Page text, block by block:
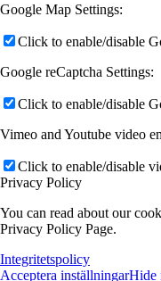
Google Map Settings:
Click to enable/disable
Google reCaptcha Settings:
Click to enable/disable
Vimeo and Youtube video
Click to enable/disable
Privacy Policy
You can read about our
Privacy Policy Page.
Integritetspolicy
Acceptera inställningarHide